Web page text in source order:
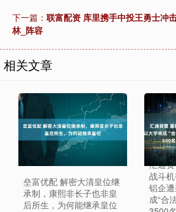
下一篇： 联富配资 库里携手中投王勇士冲
林_阵容
相关文章
垒富优配 解密大清皇位继
承制，康熙非长子也非皇
后所生，为何能继承皇位
汇通
战斗
铝企
成“合